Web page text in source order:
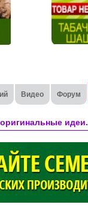
Видео Форум
идеи.